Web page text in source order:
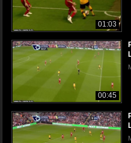
01:03
00:45